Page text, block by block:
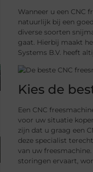
Wanneer u een CNC
natuurlijk bij een
diverse soorten
gaat. Hierbij maakt
Systems B.V. heeft
Kies de
Een CNC
voor uw situatie
zijn dat u graag een
deze specialist
van uw
storingen ervaart,